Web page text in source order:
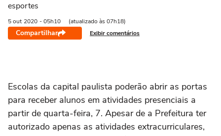
esportes
5 out 2020 - 05h10 (atualizado às 07h18)
Compartilhar Exibir comentários
Escolas da capital paulista poderão abrir as portas
para receber alunos em atividades presenciais a
partir de quarta-feira, 7. Apesar de a Prefeitura ter
autorizado apenas as atividades extracurriculares,